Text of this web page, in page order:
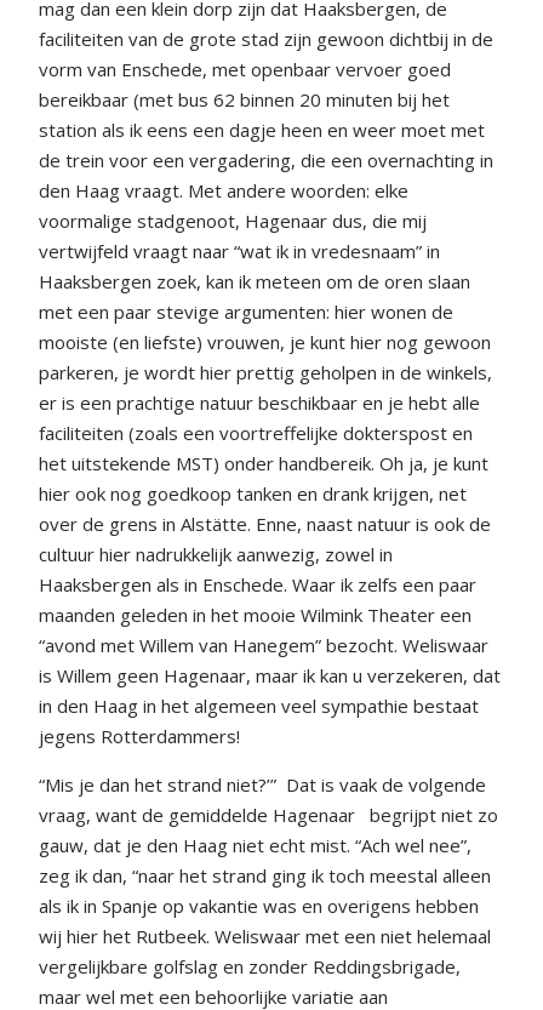
mag dan een klein dorp zijn dat Haaksbergen, de
faciliteiten van de grote stad zijn gewoon dichtbij in de
vorm van Enschede, met openbaar vervoer goed
bereikbaar (met bus 62 binnen 20 minuten bij het
station als ik eens een dagje heen en weer moet met
de trein voor een vergadering, die een overnachting in
den Haag vraagt. Met andere woorden: elke
voormalige stadgenoot, Hagenaar dus, die mij
vertwijfeld vraagt naar “wat ik in vredesnaam” in
Haaksbergen zoek, kan ik meteen om de oren slaan
met een paar stevige argumenten: hier wonen de
mooiste (en liefste) vrouwen, je kunt hier nog gewoon
parkeren, je wordt hier prettig geholpen in de winkels,
er is een prachtige natuur beschikbaar en je hebt alle
faciliteiten (zoals een voortreffelijke dokterspost en
het uitstekende MST) onder handbereik. Oh ja, je kunt
hier ook nog goedkoop tanken en drank krijgen, net
over de grens in Alstätte. Enne, naast natuur is ook de
cultuur hier nadrukkelijk aanwezig, zowel in
Haaksbergen als in Enschede. Waar ik zelfs een paar
maanden geleden in het mooie Wilmink Theater een
“avond met Willem van Hanegem” bezocht. Weliswaar
is Willem geen Hagenaar, maar ik kan u verzekeren, dat
in den Haag in het algemeen veel sympathie bestaat
jegens Rotterdammers!
“Mis je dan het strand niet?’” Dat is vaak de volgende
vraag, want de gemiddelde Hagenaar begrijpt niet zo
gauw, dat je den Haag niet echt mist. “Ach wel nee”,
zeg ik dan, “naar het strand ging ik toch meestal alleen
als ik in Spanje op vakantie was en overigens hebben
wij hier het Rutbeek. Weliswaar met een niet helemaal
vergelijkbare golfslag en zonder Reddingsbrigade,
maar wel met een behoorlijke variatie aan